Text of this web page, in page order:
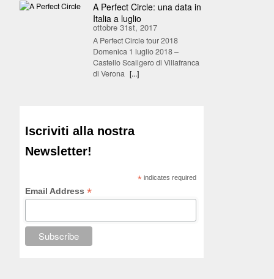
A Perfect Circle: una data in
Italia a luglio
ottobre 31st, 2017
A Perfect Circle tour 2018
Domenica 1 luglio 2018 –
Castello Scaligero di Villafranca
di Verona [...]
Iscriviti alla nostra
Newsletter!
* indicates required
Email Address*